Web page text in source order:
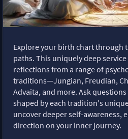
Explore your birth chart through
paths. This uniquely deep
reflections from a range of
traditions—Jungian, Freudian,
Advaita, and more. Ask
shaped by each tradition's
uncover deeper self-awareness,
direction on your inner journey.